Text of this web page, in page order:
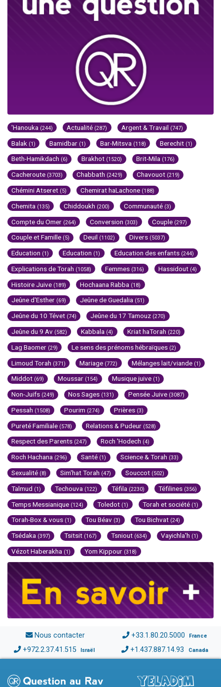
'Hanouka (244) Actualité (287) Argent & Travail (747)
Balak (1) Bamidbar (1) Bar-Mitsva (118) Berechit (1)
Beth-Hamikdach (6) Brakhot (1520) Brit-Mila (176)
Cacheroute (3703) Chabbath (2429) Chavouot (219)
Chémini Atseret (5) Chemirat haLachone (188)
Chemita (135) Chiddoukh (200) Communauté (3)
Compte du Omer (264) Conversion (303) Couple (297)
Couple et Famille (5) Deuil (1102) Divers (5037)
Education (1) Education (1) Education des enfants (244)
Explications de Torah (1058) Femmes (316) Hassidout (4)
Histoire Juive (189) Hochaana Rabba (18)
Jeûne d'Esther (69) Jeûne de Guedalia (51)
Jeûne du 10 Tévet (74) Jeûne du 17 Tamouz (270)
Jeûne du 9 Av (582) Kabbala (4) Kriat haTorah (220)
Lag Baomer (29) Le sens des prénoms hébraïques (2)
Limoud Torah (371) Mariage (772) Mélanges lait/viande (1)
Middot (69) Moussar (154) Musique juive (1)
Non-Juifs (249) Nos Sages (131) Pensée Juive (3087)
Pessah (1508) Pourim (274) Prières (3)
Pureté Familiale (578) Relations & Pudeur (528)
Respect des Parents (247) Roch 'Hodech (4)
Roch Hachana (296) Santé (1) Science & Torah (33)
Sexualité (8) Sim'hat Torah (47) Souccot (502)
Talmud (1) Techouva (122) Téfila (2230) Téfilines (356)
Temps Messianique (124) Toledot (1) Torah et société (1)
Torah-Box & vous (1) Tou Béav (3) Tou Bichvat (24)
Tsédaka (397) Tsitsit (167) Tsniout (634) Vayichla'h (1)
Vézot Haberakha (1) Yom Kippour (318)
Nous contacter +33.1.80.20.5000 France
+972.2.37.41.515 Israël +1.437.887.14.93 Canada